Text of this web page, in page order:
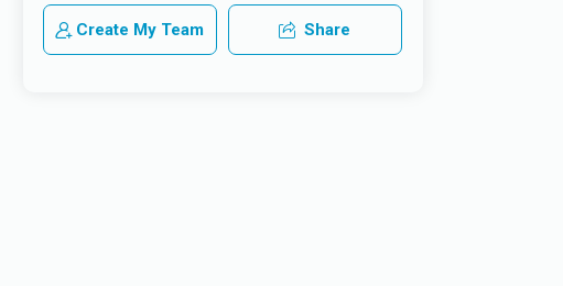
Create My Team Share